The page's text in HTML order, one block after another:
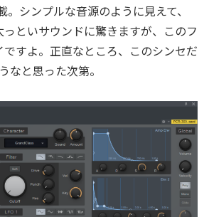
。シンプルな音源のように見えて、
といサウンドに驚きますが、このフ
すよ。正直なところ、このシンセだ
なと思った次第。